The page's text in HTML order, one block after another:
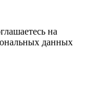
на
данных